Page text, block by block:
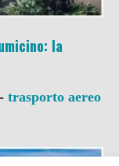
la
- trasporto aereo